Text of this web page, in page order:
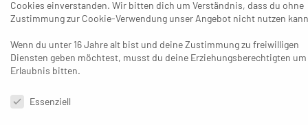
Keine großen Ambitionen mehr nach oben oder unten haben
der TV Lobberich auf Platz fünf (24:20) und der TV Geistenbeck
auf Rang sieben (20:22). Im direkten Duell behielten jetzt die
Lobbericher mit 30:27 die Nase vorn. Dabei sahen die
Zuschauer eine unterhaltsame Partie mit wechselnden
Führungen. Bis zum 22:19 (42.) für Geistenbeck sah es so aus,
Cookies einverstanden. Wir bitten dich um Verständnis, dass du ohne
Zustimmung zur Cookie-Verwendung unser Angebot nicht nutzen
Wenn du unter 16 Jahre alt bist und deine Zustimmung zu freiwilligen
Diensten geben möchtest, musst du deine Erziehungsberechtigten um
Erlaubnis bitten.
Datenschutzeinstellungen & Nutzungsbedingungen
Essenziell